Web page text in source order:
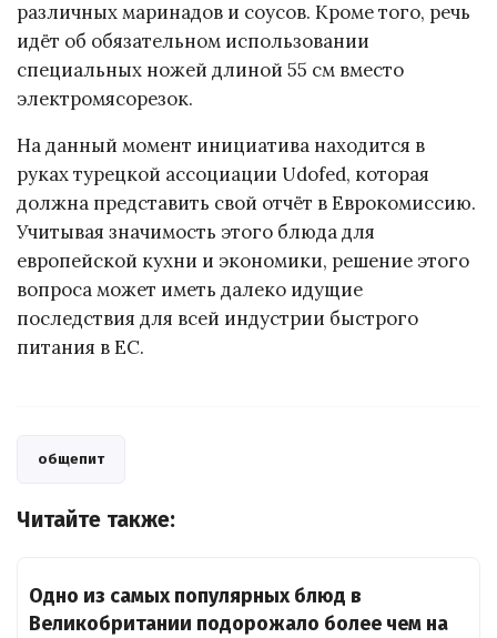
различных маринадов и соусов. Кроме того, речь
идёт об обязательном использовании
специальных ножей длиной 55 см вместо
электромясорезок.
На данный момент инициатива находится в
руках турецкой ассоциации Udofed, которая
должна представить свой отчёт в Еврокомиссию.
Учитывая значимость этого блюда для
европейской кухни и экономики, решение этого
вопроса может иметь далеко идущие
последствия для всей индустрии быстрого
питания в ЕС.
общепит
Читайте также:
Одно из самых популярных блюд в
Великобритании подорожало более чем на